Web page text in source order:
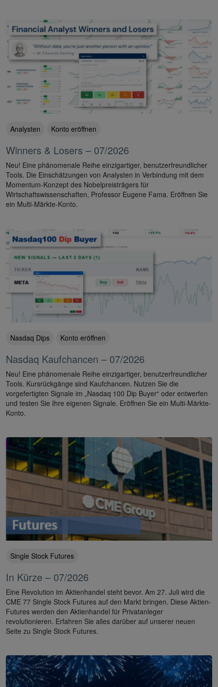
Analysten Konto eröffnen
Winners & Losers – 07/2026
Neu! Eine phänomenale Reihe einzigartiger, benutzerfreundlicher
Tools. Die Einschätzungen von Analysten in Verbindung mit dem
Momentum-Konzept des Nobelpreisträgers für
Wirtschaftswissenschaften, Professor Eugene Fama. Eröffnen Sie
ein Multi-Märkte-Konto.
Nasdaq Dips Konto eröffnen
Nasdaq Kaufchancen – 07/2026
Neu! Eine phänomenale Reihe einzigartiger, benutzerfreundlicher
Tools. Kursrückgänge sind Kaufchancen. Nutzen Sie die
vorgefertigten Signale im „Nasdaq 100 Dip Buyer“ oder entwerfen
und testen Sie Ihre eigenen Signale. Eröffnen Sie ein Multi-Märkte-
Konto.
Single Stock Futures
In Kürze – 07/2026
Eine Revolution im Aktienhandel steht bevor. Am 27. Juli wird die
CME 77 Single Stock Futures auf den Markt bringen. Diese Aktien-
Futures werden den Aktienhandel für Privatanleger
revolutionieren. Erfahren Sie alles darüber auf unserer neuen
Seite zu Single Stock Futures.